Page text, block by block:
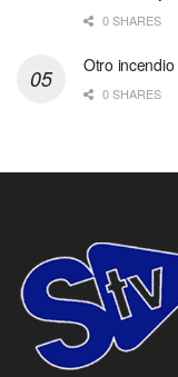
0 SHARES
Otro
0 SHARES